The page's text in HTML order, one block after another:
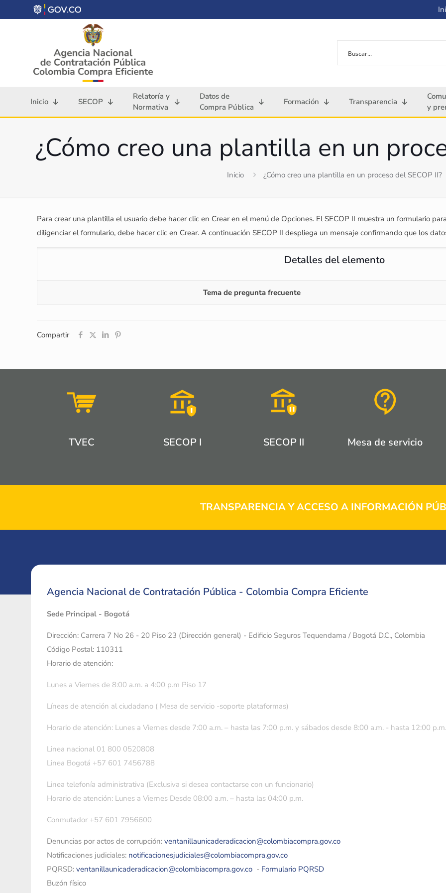
Inicio SECOP
Relatoría y
Normativa
Datos de
Compra Pública
Formación Transparencia
y
¿Cómo creo una plantilla en un
Inicio ¿Cómo creo una plantilla en un proceso del SECOP II?
Para crear una plantilla el usuario debe hacer clic en Crear en el menú de Opciones. El SECOP II muestra un formulario
diligenciar el formulario, debe hacer clic en Crear. A continuación SECOP II despliega un mensaje confirmando que los
Detalles del elemento
Tema de pregunta frecuente
Compartir
TVEC SECOP I SECOP II Mesa de servicio
TRANSPARENCIA Y ACCESO A INFORMACIÓN
Agencia Nacional de Contratación Pública - Colombia Compra Eficiente
Sede Principal - Bogotá
Dirección: Carrera 7 No 26 - 20 Piso 23 (Dirección general) - Edificio Seguros Tequendama / Bogotá D.C., Colombia
Código Postal: 110311
Horario de atención:
Lunes a Viernes de 8:00 a.m. a 4:00 p.m Piso 17
Líneas de atención al ciudadano ( Mesa de servicio -soporte plataformas)
Horario de atención: Lunes a Viernes desde 7:00 a.m. – hasta las 7:00 p.m. y sábados desde 8:00 a.m. - hasta 12:00 p.m.
Linea nacional 01 800 0520808
Linea Bogotá +57 601 7456788
Linea telefonía administrativa (Exclusiva si desea contactarse con un funcionario)
Horario de atención: Lunes a Viernes Desde 08:00 a.m. – hasta las 04:00 p.m.
Conmutador +57 601 7956600
Denuncias por actos de corrupción: ventanillaunicaderadicacion@colombiacompra.gov.co
Notificaciones judiciales: notificacionesjudiciales@colombiacompra.gov.co
PQRSD: ventanillaunicaderadicacion@colombiacompra.gov.co - Formulario PQRSD
Buzón físico